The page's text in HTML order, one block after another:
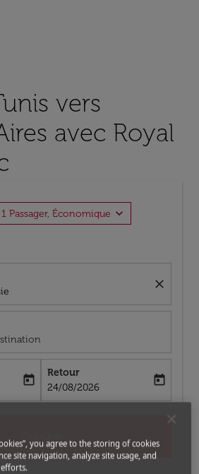
vers
avec Royal
1 Passager, Économique expand_more
close
date-aria-label
today
Retour
fc-booking-return-date-aria-label
24/08/2026
today
you agree to the storing of cookies
site navigation, analyze site usage, and